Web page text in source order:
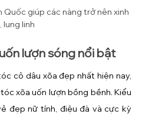
giúp các nàng trở nên xinh
lung linh
lượn sóng nổi bật
cô dâu xõa đẹp nhất hiện nay,
xõa uốn lượn bồng bềnh. Kiểu
đẹp nữ tính, điệu đà và cực kỳ